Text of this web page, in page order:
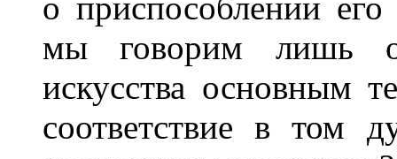
мы говорим лишь о
искусства основным
соответствие в том